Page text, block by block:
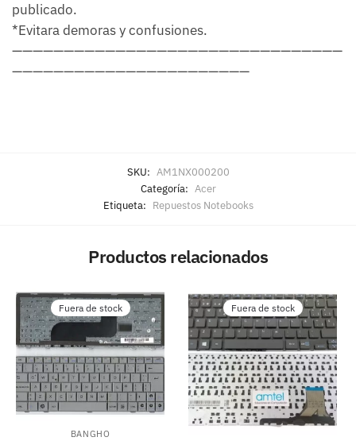
publicado.
*Evitara demoras y confusiones.
————————————————————————————————
———————————————————————
SKU: AM1NX000200
Categoría: Acer
Etiqueta: Repuestos Notebooks
Productos relacionados
Fuera de stock
BANGHO
Fuera de stock